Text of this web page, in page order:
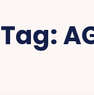
Tag: